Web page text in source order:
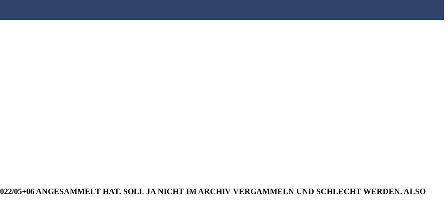
05+06 ANGESAMMELT HAT. SOLL JA NICHT IM ARCHIV VERGAMMELN UND SCHLECHT WERDEN. ALSO